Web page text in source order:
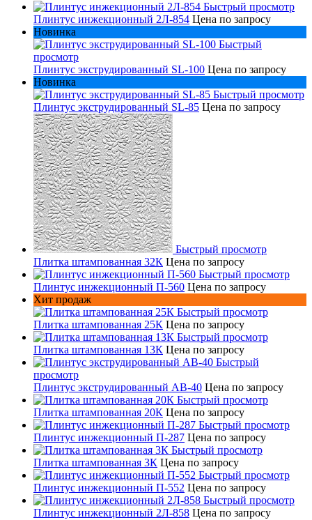
Быстрый просмотр
Плинтус инжекционный 2Л-854 Цена по запросу
Новинка
Быстрый
просмотр
Плинтус экструдированный SL-100 Цена по запросу
Новинка
Быстрый просмотр
Плинтус экструдированный SL-85 Цена по запросу
Быстрый просмотр
Плитка штампованная 32К Цена по запросу
Быстрый просмотр
Плинтус инжекционный П-560 Цена по запросу
Хит продаж
Быстрый просмотр
Плитка штампованная 25К Цена по запросу
Быстрый просмотр
Плитка штампованная 13К Цена по запросу
Быстрый
просмотр
Плинтус экструдированный AB-40 Цена по запросу
Быстрый просмотр
Плитка штампованная 20К Цена по запросу
Быстрый просмотр
Плинтус инжекционный П-287 Цена по запросу
Быстрый просмотр
Плитка штампованная 3К Цена по запросу
Быстрый просмотр
Плинтус инжекционный П-552 Цена по запросу
Быстрый просмотр
Плинтус инжекционный 2Л-858 Цена по запросу